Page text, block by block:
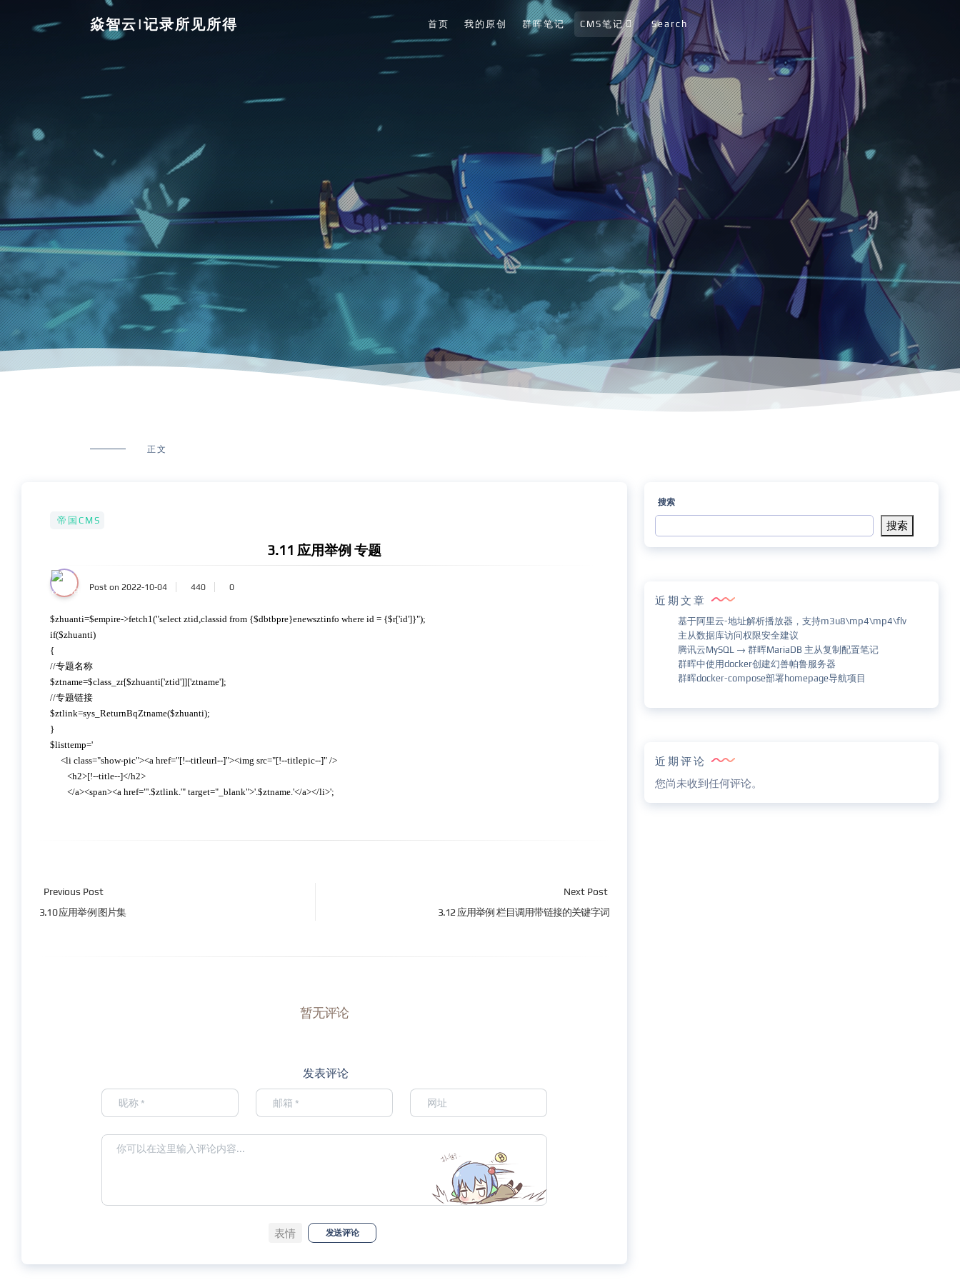
焱智云|记录所见所得 首页 我的原创 群晖笔记 CMS笔记 Search
正文
帝国CMS
3.11 应用举例 专题
Post on 2022-10-04 440 0
$zhuanti=$empire->fetch1("select ztid,classid from {$dbtbpre}enewsztinfo where id = {$r['id']}");
if($zhuanti)
{
//专题名称
$ztname=$class_zr[$zhuanti['ztid']]['ztname'];
//专题链接
$ztlink=sys_ReturnBqZtname($zhuanti);
}
$listtemp='
        </a><span><a href="'.$ztlink.'" target="_blank">'.$ztname.'</a></li>';
Previous Post
3.10 应用举例 图片集
Next Post
3.12 应用举例 栏目调用带链接的关键字词
暂无评论
发表评论
表情 发送评论
搜索
搜索
近期文章
基于阿里云-地址解析播放器，支持m3u8\mp4\mp4\flv
主从数据库访问权限安全建议
腾讯云MySQL → 群晖MariaDB 主从复制配置笔记
群晖中使用docker创建幻兽帕鲁服务器
群晖docker-compose部署homepage导航项目
近期评论
您尚未收到任何评论。